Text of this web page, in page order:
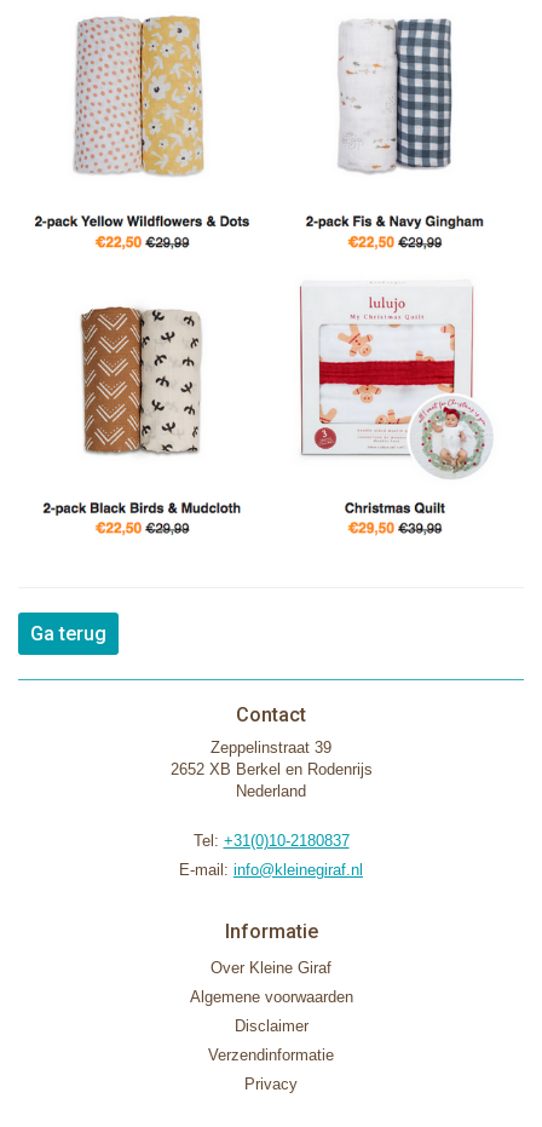
Ga terug
Contact
Zeppelinstraat 39
2652 XB Berkel en Rodenrijs
Nederland
Tel: +31(0)10-2180837
E-mail: info@kleinegiraf.nl
Informatie
Over Kleine Giraf
Algemene voorwaarden
Disclaimer
Verzendinformatie
Privacy